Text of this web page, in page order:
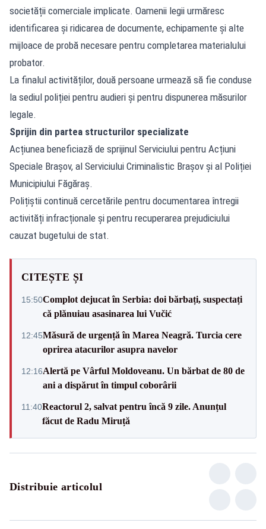
societății comerciale implicate. Oamenii legii urmăresc
identificarea și ridicarea de documente, echipamente și alte
mijloace de probă necesare pentru completarea materialului
probator.
La finalul activităților, două persoane urmează să fie conduse
la sediul poliției pentru audieri și pentru dispunerea măsurilor
legale.
Sprijin din partea structurilor specializate
Acțiunea beneficiază de sprijinul Serviciului pentru Acțiuni
Speciale Brașov, al Serviciului Criminalistic Brașov și al Poliției
Municipiului Făgăraș.
Polițiștii continuă cercetările pentru documentarea întregii
activități infracționale și pentru recuperarea prejudiciului
cauzat bugetului de stat.
CITEȘTE ȘI
15:50Complot dejucat în Serbia: doi bărbați, suspectați
că plănuiau asasinarea lui Vučić
12:45Măsură de urgență în Marea Neagră. Turcia cere
oprirea atacurilor asupra navelor
12:16Alertă pe Vârful Moldoveanu. Un bărbat de 80 de
ani a dispărut în timpul coborârii
11:40Reactorul 2, salvat pentru încă 9 zile. Anunțul
făcut de Radu Miruță
Distribuie articolul